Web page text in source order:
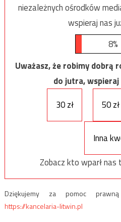
niezależnych ośrodków
wspieraj nas
8%
Uważasz, że robimy dobrą
do jutra, wspieraj
30 zł
50 zł
Inna
Zobacz kto wparł nas
Dziękujemy za pomoc
https://kancelaria-litwin.pl